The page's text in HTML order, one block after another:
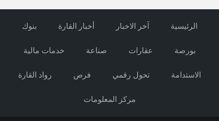
الرئيسية آخر الاخبار أخبار القارة بنوك
بورصة عقارات صناعة خدمات مالية
الاستدامة تحول رقمي فرص رواد القارة
مركز المعلومات